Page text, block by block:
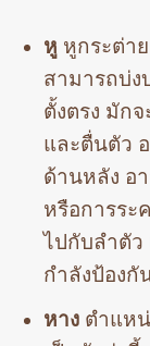
หู หูกระต่า
สามารถบ่ง
ตั้งตรง มัก
และตื่นตัว
ด้านหลัง อ
หรือการระ
ไปกับลำตัว
กำลังป้องกั
หางตำแหน่